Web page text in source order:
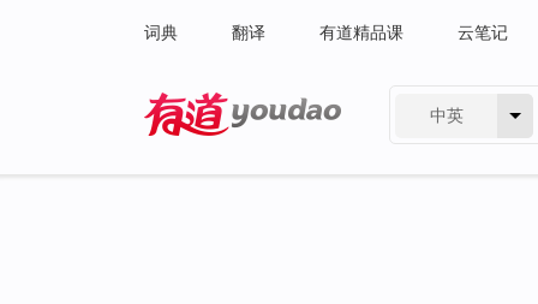
词典 翻译 有道精品课 云笔记
中英